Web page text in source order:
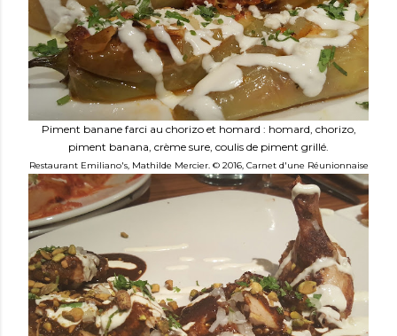
Piment banane farci au chorizo et homard : homard, chorizo,
piment banana, crème sure, coulis de piment grillé.
Restaurant Emiliano's, Mathilde Mercier. © 2016, Carnet d'une Réunionnaise